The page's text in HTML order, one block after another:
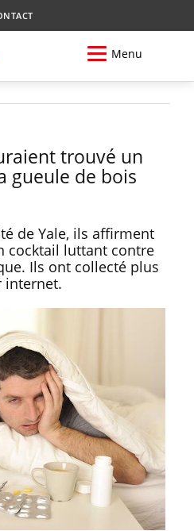
Menu
trouvé un
gueule de bois
de Yale, ils affirment
cocktail luttant contre
Ils ont collecté plus
internet.